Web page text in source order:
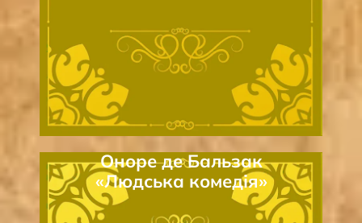
Оноре де Бальзак
«Людська комедія»